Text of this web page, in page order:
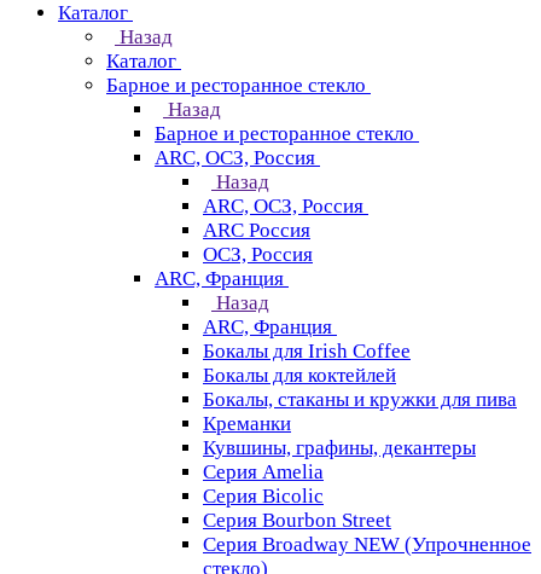
Каталог
Назад
Каталог
Барное и ресторанное стекло
Назад
Барное и ресторанное стекло
ARC, ОСЗ, Россия
Назад
ARC, ОСЗ, Россия
ARC Россия
ОСЗ, Россия
ARC, Франция
Назад
ARC, Франция
Бокалы для Irish Coffee
Бокалы для коктейлей
Бокалы, стаканы и кружки для пива
Креманки
Кувшины, графины, декантеры
Серия Amelia
Серия Bicolic
Серия Bourbon Street
Серия Broadway NEW (Упрочненное
стекло)